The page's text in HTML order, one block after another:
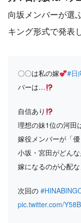
向坂メンバーが選
キング形式で発表
〇〇は私の嫁 #日
バーは…
自信あり
理想の妹1位の河田
嫁役メンバーが「優
小坂・宮田がどん
嫁になるのが心配
次回の
pic.twitter.com/